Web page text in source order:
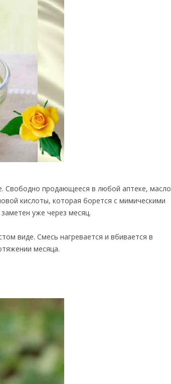
Свободно продающееся в любой аптеке, масло
кислоты, которая борется с мимическими
уже через месяц.
виде. Смесь нагревается и вбивается в
месяца.